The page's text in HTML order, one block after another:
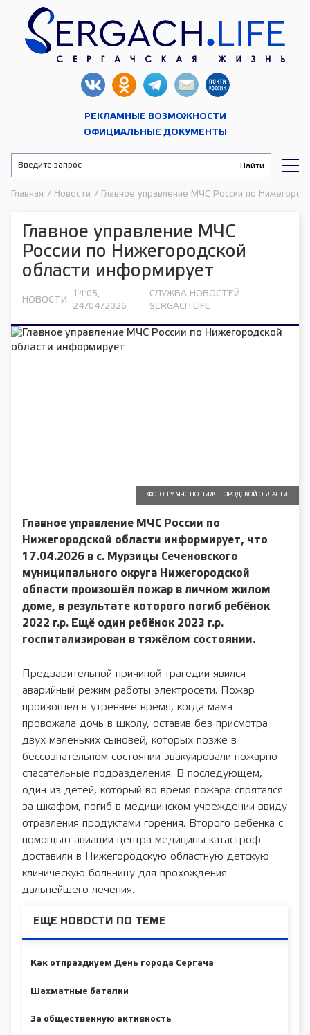
РЕКЛАМНЫЕ ВОЗМОЖНОСТИ
ОФИЦИАЛЬНЫЕ ДОКУМЕНТЫ
Главная / Новости / Главное управление МЧС России по
Главное управление МЧС
России по Нижегородской
области информирует
НОВОСТИ
14:05,
24/04/2026
СЛУЖБА НОВОСТЕЙ
SERGACH.LIFE
ФОТО: ГУ МЧС ПО НИЖЕГОРОДСКОЙ ОБЛАСТИ
Главное управление МЧС России по
Нижегородской области информирует, что
17.04.2026 в с. Мурзицы Сеченовского
муниципального округа Нижегородской
области произошёл пожар в личном жилом
доме, в результате которого погиб ребёнок
2022 г.р. Ещё один ребёнок 2023 г.р.
госпитализирован в тяжёлом состоянии.
Предварительной причиной трагедии явился
аварийный режим работы электросети. Пожар
произошёл в утреннее время, когда мама
провожала дочь в школу, оставив без присмотра
двух маленьких сыновей, которых позже в
бессознательном состоянии эвакуировали пожарно-
спасательные подразделения. В последующем,
один из детей, который во время пожара спрятался
за шкафом, погиб в медицинском учреждении ввиду
отравления продуктами горения. Второго ребенка с
помощью авиации центра медицины катастроф
доставили в Нижегородскую областную детскую
клиническую больницу для прохождения
дальнейшего лечения.
ЕЩЕ НОВОСТИ ПО ТЕМЕ
Как отпразднуем День города Сергача
Шахматные баталии
За общественную активность